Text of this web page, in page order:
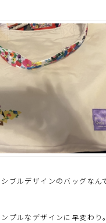
ブルデザインのバッグなん
プルなデザインに早変わり。